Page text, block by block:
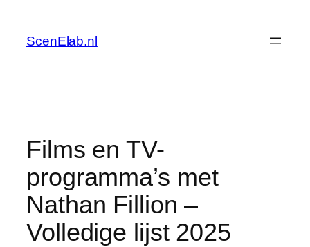
content
ScenElab.nl
Films en TV-
programma’s met
Nathan Fillion –
Volledige lijst 2025